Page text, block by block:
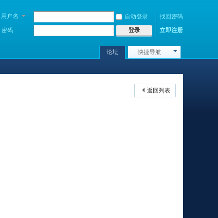
用户名 自动登录
找回密码
密码
登录 立即注册
论坛 快捷导航
返回列表